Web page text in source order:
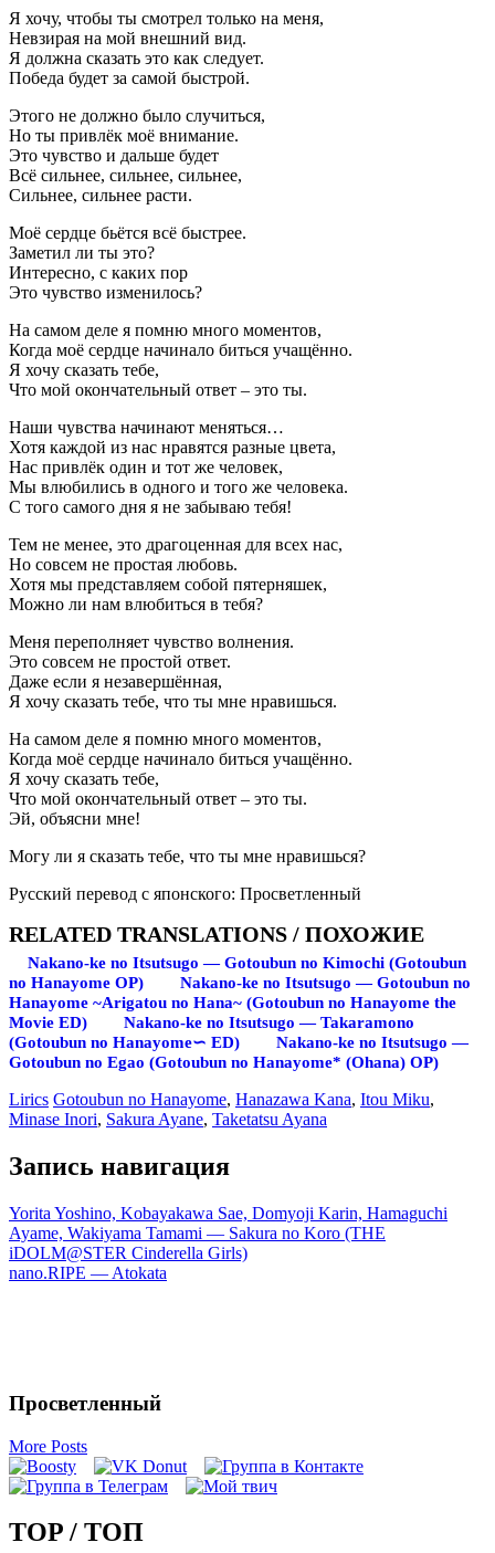
Я хочу, чтобы ты смотрел только на меня,
Невзирая на мой внешний вид.
Я должна сказать это как следует.
Победа будет за самой быстрой.
Этого не должно было случиться,
Но ты привлёк моё внимание.
Это чувство и дальше будет
Всё сильнее, сильнее, сильнее,
Сильнее, сильнее расти.
Моё сердце бьётся всё быстрее.
Заметил ли ты это?
Интересно, с каких пор
Это чувство изменилось?
На самом деле я помню много моментов,
Когда моё сердце начинало биться учащённо.
Я хочу сказать тебе,
Что мой окончательный ответ – это ты.
Наши чувства начинают меняться…
Хотя каждой из нас нравятся разные цвета,
Нас привлёк один и тот же человек,
Мы влюбились в одного и того же человека.
С того самого дня я не забываю тебя!
Тем не менее, это драгоценная для всех нас,
Но совсем не простая любовь.
Хотя мы представляем собой пятерняшек,
Можно ли нам влюбиться в тебя?
Меня переполняет чувство волнения.
Это совсем не простой ответ.
Даже если я незавершённая,
Я хочу сказать тебе, что ты мне нравишься.
На самом деле я помню много моментов,
Когда моё сердце начинало биться учащённо.
Я хочу сказать тебе,
Что мой окончательный ответ – это ты.
Эй, объясни мне!
Могу ли я сказать тебе, что ты мне нравишься?
Русский перевод с японского: Просветленный
RELATED TRANSLATIONS / ПОХОЖИЕ
Nakano-ke no Itsutsugo — Gotoubun no Kimochi (Gotoubun
no Hanayome OP)
Nakano-ke no Itsutsugo — Gotoubun no
Hanayome ~Arigatou no Hana~ (Gotoubun no Hanayome the
Movie ED)
Nakano-ke no Itsutsugo — Takaramono
(Gotoubun no Hanayome∽ ED)
Nakano-ke no Itsutsugo —
Gotoubun no Egao (Gotoubun no Hanayome* (Ohana) OP)
Lirics Gotoubun no Hanayome, Hanazawa Kana, Itou Miku,
Minase Inori, Sakura Ayane, Taketatsu Ayana
Запись навигация
Yorita Yoshino, Kobayakawa Sae, Domyoji Karin, Hamaguchi
Ayame, Wakiyama Tamami — Sakura no Koro (THE
iDOLM@STER Cinderella Girls)
nano.RIPE — Atokata
Просветленный
More Posts
TOP / ТОП